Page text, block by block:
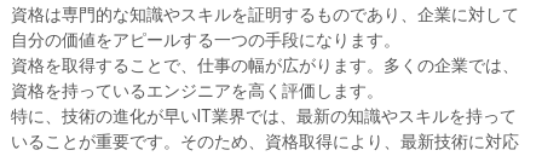
資格は専門的な知識やスキルを証明するものであり、企業に対して
自分の価値をアピールする一つの手段になります。
資格を取得することで、仕事の幅が広がります。多くの企業では、
資格を持っているエンジニアを高く評価します。
特に、技術の進化が早いIT業界では、最新の知識やスキルを持って
いることが重要です。そのため、資格取得により、最新技術に対応